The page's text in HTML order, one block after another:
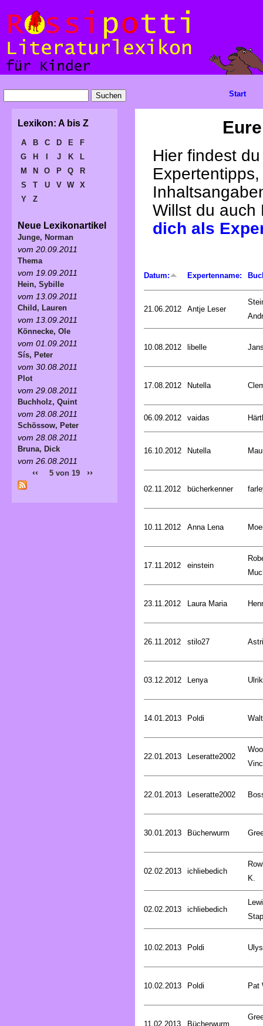
Hier findest
Willst du
dich als
Datum: Expertenname:
21.06.2012 Antje Leser
10.08.2012 libelle
17.08.2012 Nutella
06.09.2012 vaidas
16.10.2012 Nutella
02.11.2012 bücherkenner
10.11.2012 Anna Lena
17.11.2012 einstein
23.11.2012 Laura Maria
26.11.2012 stilo27
03.12.2012 Lenya
14.01.2013 Poldi
22.01.2013 Leseratte2002
22.01.2013 Leseratte2002
30.01.2013 Bücherwurm
02.02.2013 ichliebedich
K.
02.02.2013 ichliebedich
10.02.2013 Poldi
10.02.2013 Poldi Pat
11.02.2013 Bücherwurm
Start
Lexikon: A bis Z
A B C D E
F
G
H J K
L
M
N O P Q
R
S
T U V W
X
Y
Z
Neue Lexikonartikel
Junge, Norman
vom 20.09.2011
Thema
vom 19.09.2011
Hein, Sybille
vom 13.09.2011
Child, Lauren
vom 13.09.2011
Könnecke, Ole
vom 01.09.2011
Sís, Peter
vom 30.08.2011
Plot
vom 29.08.2011
Buchholz, Quint
vom 28.08.2011
Schössow, Peter
vom 28.08.2011
Bruna, Dick
vom 26.08.2011
‹‹ 5 von 19 ››